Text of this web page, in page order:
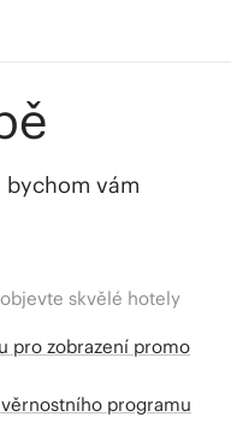
vám
skvělé hotely
pro zobrazení promo
programu